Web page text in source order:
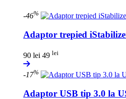
-46%
Adaptor trepied
90 lei 49 lei
-17%
Adaptor USB tip 3.0 la